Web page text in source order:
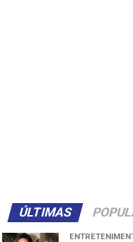
ÚLTIMAS